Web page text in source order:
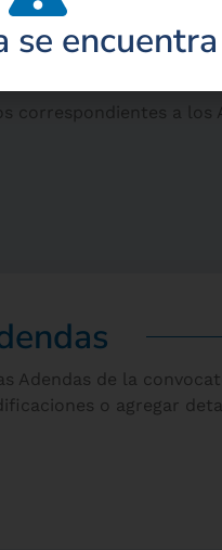
correspondientes a los
de la
o agregar
se
LinkedIn:
Mujer